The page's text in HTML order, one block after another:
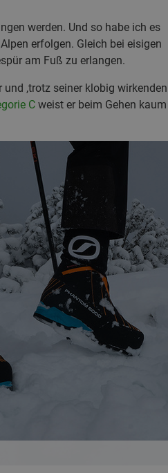
werden. Und so habe ich es
erfolgen. Gleich bei eisigen
am Fuß zu erlangen.
,trotz seiner klobig wirkenden
Cweist er beim Gehen kaum